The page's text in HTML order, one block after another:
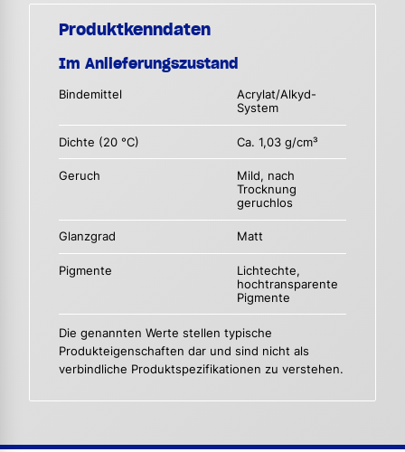
Produktkenndaten
Im Anlieferungszustand
Bindemittel
Acrylat/Alkyd-
System
Dichte (20 °C) Ca. 1,03 g/cm³
Geruch
Mild, nach
Trocknung
geruchlos
Glanzgrad Matt
Pigmente
Lichtechte,
hochtransparente
Pigmente
Die genannten Werte stellen typische
Produkteigenschaften dar und sind nicht als
verbindliche Produktspezifikationen zu verstehen.